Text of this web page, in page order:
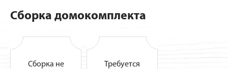
Сборка домокомплекта
Сборка не
Требуется